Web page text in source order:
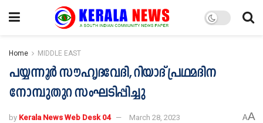
Home MIDDLE EAST
പയ്യന്നൂർ സൗഹൃദവേദി, റിയാദ് പ്രഥമദിന
നോമ്പുതുറ സംഘടിപ്പിച്ചു
by Kerala News Web Desk 04 March 28, 2023 AA